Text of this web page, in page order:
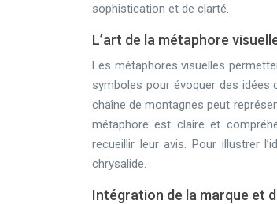
sophistication et de clarté.
L’art de la métaphore
Les métaphores visuelles
symboles pour évoquer des idées
chaîne de montagnes peut
métaphore est claire et
recueillir leur avis. Pour illustrer
chrysalide.
Intégration de la marque et